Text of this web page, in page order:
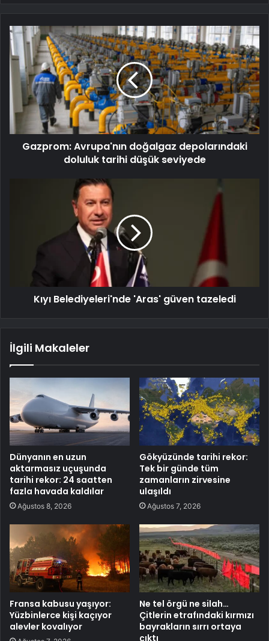
Gazprom: Avrupa'nın doğalgaz depolarındaki
doluluk tarihi düşük seviyede
Kıyı Belediyeleri'nde 'Aras' güven tazeledi
İlgili Makaleler
Dünyanın en uzun
aktarmasız uçuşunda
tarihi rekor: 24 saatten
fazla havada kaldılar
Ağustos 8, 2026
Gökyüzünde tarihi rekor:
Tek bir günde tüm
zamanların zirvesine
ulaşıldı
Ağustos 7, 2026
Fransa kabusu yaşıyor:
Yüzbinlerce kişi kaçıyor
alevler kovalıyor
Ne tel örgü ne silah…
Çitlerin etrafındaki kırmızı
bayrakların sırrı ortaya
çıktı